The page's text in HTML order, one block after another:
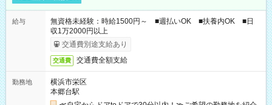
給与
無資格未経験：時給1500円～ ■週払いOK ■扶養内OK ■日
収1万2000円以上
交通費別途支給あり
交通費 交通費全額支給
勤務地
横浜市栄区
本郷台駅